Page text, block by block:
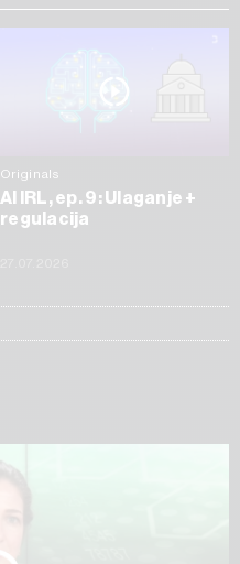
Originals
AI IRL, ep. 9: Ulaganje +
regulacija